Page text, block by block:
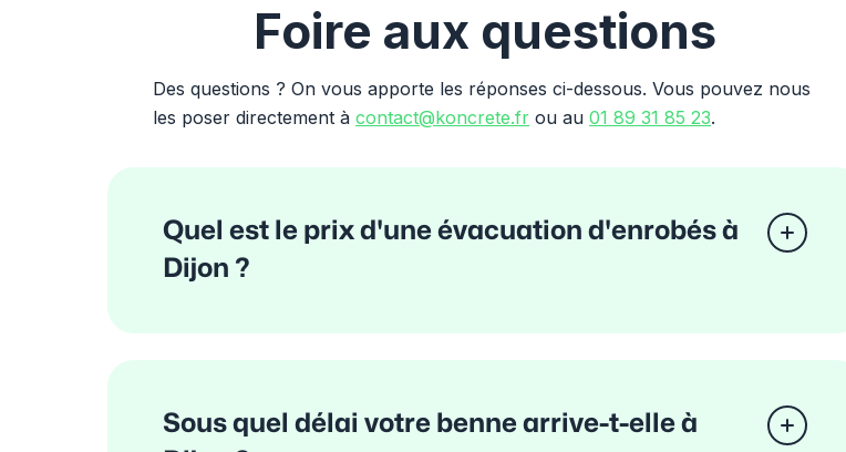
Foire aux questions
Des questions ? On vous apporte les réponses ci-dessous. Vous pouvez nous
les poser directement àcontact@koncrete.fr ou au01 89 31 85 23.
Quel est le prix d'une évacuation d'enrobés à
Dijon ?
Sous quel délai votre benne arrive-t-elle à